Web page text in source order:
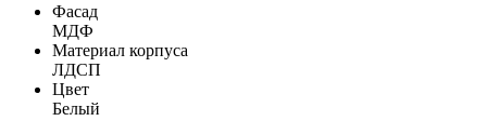
Фасад
МДФ
Материал корпуса
ЛДСП
Цвет
Белый